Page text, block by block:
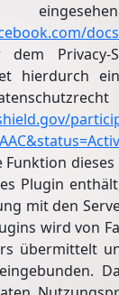
Privacy-
hierdurch
Plugin
mit den
wird von
übermittelt